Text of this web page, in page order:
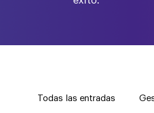
Todas las entradas